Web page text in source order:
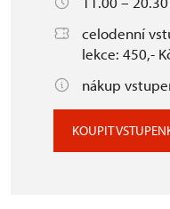
celodenní
lekce: 450,-
nákup
KOUPIT